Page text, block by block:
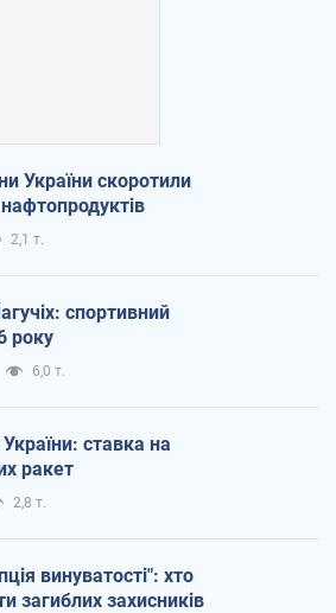
України скоротили
2,1 т.
спортивний
року
6,0 т.
ставка на
ракет
2,8 т.
винуватості": хто
загиблих захисників